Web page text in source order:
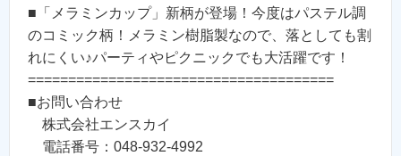
■「メラミンカップ」新柄が登場！今度はパステル調
のコミック柄！メラミン樹脂製なので、落としても割
れにくい♪パーティやピクニックでも大活躍です！
======================================
■お問い合わせ
株式会社エンスカイ
電話番号：048-932-4992